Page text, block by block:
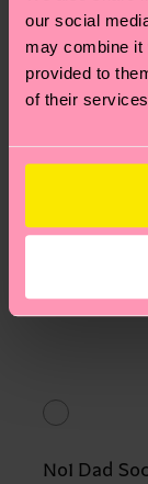
our social
may combine it
provided to
of their
No1 Dad